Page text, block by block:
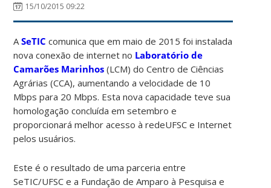
15/10/2015 09:22
ASeTIC comunica que em maio de 2015 foi instalada
nova conexão de internet no Laboratório de
Camarões Marinhos (LCM) do Centro de Ciências
Agrárias (CCA), aumentando a velocidade de 10
Mbps para 20 Mbps. Esta nova capacidade teve sua
homologação concluída em setembro e
proporcionará melhor acesso à redeUFSC e Internet
pelos usuários.
Este é o resultado de uma parceria entre
SeTIC/UFSC e a Fundação de Amparo à Pesquisa e